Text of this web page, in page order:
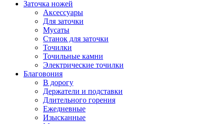
Заточка ножей
Аксессуары
Для заточки
Мусаты
Станок для заточки
Точилки
Точильные камни
Электрические точилки
Благовония
В дорогу
Держатели и подставки
Длительного горения
Ежедневные
Изысканные